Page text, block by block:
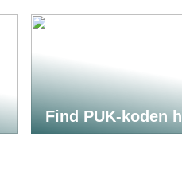
Find PUK-koden